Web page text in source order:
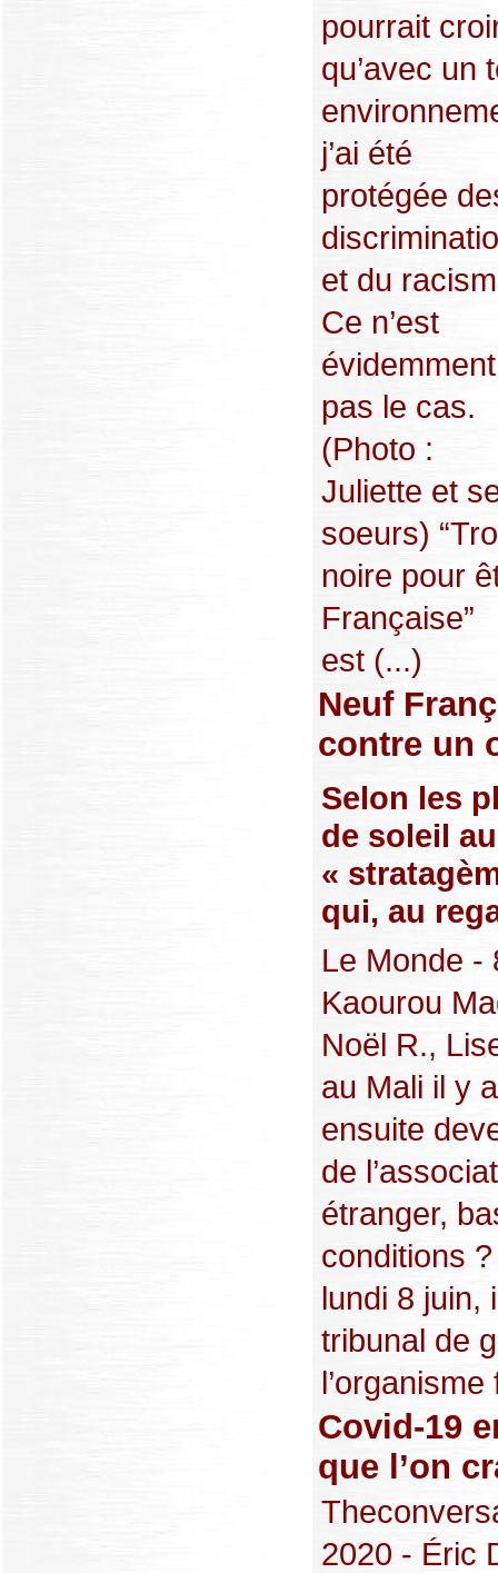
pourrait
qu’avec un
j’ai été
protégée
et du
Ce n’est
évidemment
pas le cas.
(Photo :
Juliette et
soeurs)
noire pour
Française”
est (...)
Neuf
contre un
Selon les
de soleil
«
qui, au
Le Monde -
Kaourou
Noël R.,
au Mali il y
ensuite
de
étranger,
conditions
lundi 8 juin,
tribunal de
Covid-19
que l’on
2020 - Éric